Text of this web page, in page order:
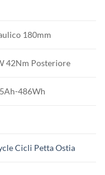
180mm
42Nm Posteriore
486Wh
Cicli Petta Ostia